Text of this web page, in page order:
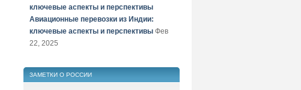
Авиационные перевозки из Индии:
ключевые аспекты и перспективы Фев
22, 2025
ЗАМЕТКИ О РОССИИ